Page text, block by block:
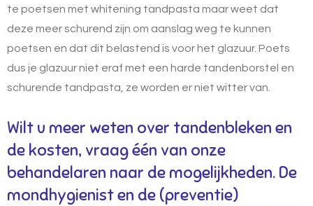
te poetsen met whitening tandpasta maar weet dat
deze meer schurend zijn om aanslag weg te kunnen
poetsen en dat dit belastend is voor het glazuur. Poets
dus je glazuur niet eraf met een harde tandenborstel en
schurende tandpasta, ze worden er niet witter van.
Wilt u meer weten over tandenbleken en
de kosten, vraag één van onze
behandelaren naar de mogelijkheden. De
mondhygienist en de (preventie)